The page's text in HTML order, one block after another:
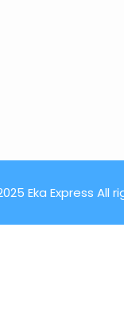
Eka Express All